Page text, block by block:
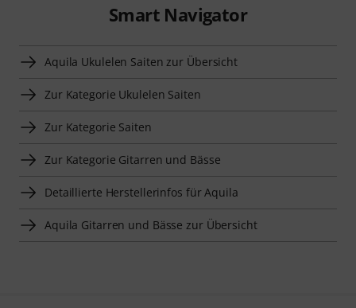
Smart Navigator
Aquila Ukulelen Saiten zur Übersicht
Zur Kategorie Ukulelen Saiten
Zur Kategorie Saiten
Zur Kategorie Gitarren und Bässe
Detaillierte Herstellerinfos für Aquila
Aquila Gitarren und Bässe zur Übersicht